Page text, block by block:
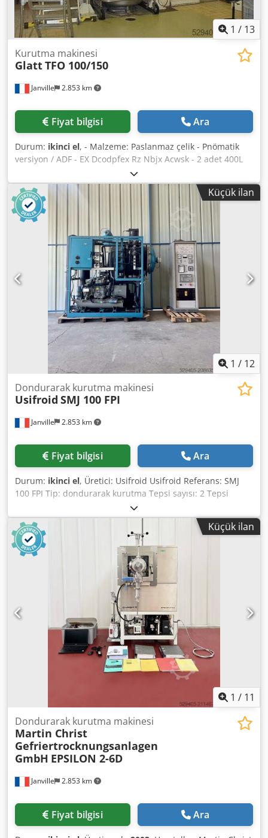
1 / 13
Janville 2.853 km
Kurutma makinesi
GlattTFO 100/150
Fiyat bilgisi Ara
Durum: ikinci el, - Malzeme: Paslanmaz çelik - Pnömatik
versiyon / ADF - EX Dcodpfex Rz Nbjx Acwsk - 2 adet 400L
konik kesik tank (her kurutucu için) model WSG120 / D.1200
/ 900 X PF.500, tekerlekli - Her iki kurutucu için ortak 1 tank
çevirici - Kumanda panosu - Nitrojene bağlı 2 patlama
diyaframı ile güvenlik sağlanır
Küçük ilan
1 / 12
Janville 2.853 km
Dondurarak kurutma makinesi
Usifroid SMJ 100 FPI
Fiyat bilgisi Ara
Durum: ikinci el, Üretici: Usifroid Usifroid Referans: SMJ
100 FPI Tip: dondurarak kurutma Tepsi sayısı: 2 Tepsi
başına yüzey alanı: 100 cm x 50 cm Dsdox R Av Aepfx
Acwock 2 hava kompresörü 1 soğutma ünitesi: R22 ve 502 1
sirkülasyon pompası 1 ısıtma sistemi Eksik parçalar:
Hidrolik ünite Vakum pompası
Küçük ilan
1 / 11
Janville 2.853 km
Dondurarak kurutma makinesi
Martin Christ
Gefriertrocknungsanlagen
GmbH EPSILON 2-6D
Fiyat bilgisi Ara